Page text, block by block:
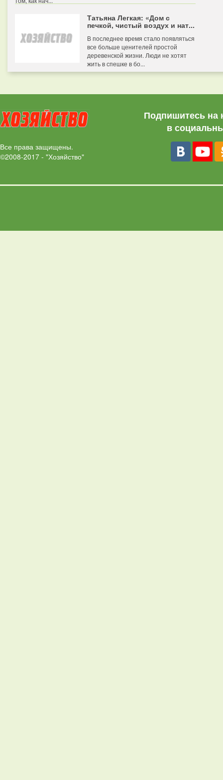
Татьяна Легкая: «Дом с
печкой, чистый воздух и нат...
В последнее время стало появляться
все больше ценителей простой
деревенской жизни. Люди не хотят
жить в спешке в бо...
Все права защищены.
©2008-2017 - "Хозяйство"
Подпишитесь на
в